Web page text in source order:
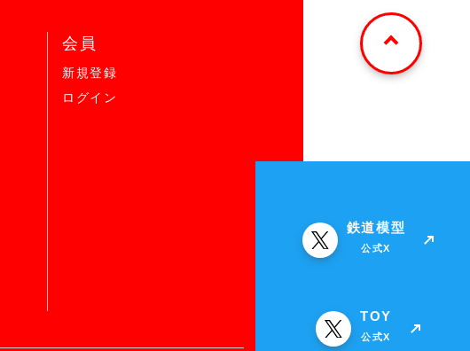
会員
新規登録
ログイン
鉄道模型
公式X
TOY
公式X